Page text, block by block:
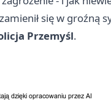
się w groźną
Przemyśl.